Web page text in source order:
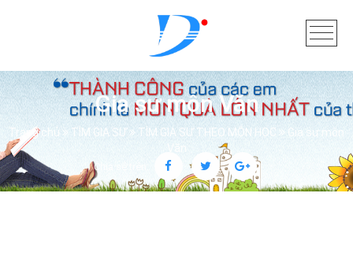
Gia sư môn Văn
Trang chủ TÌM GIA SƯ TÌM GIA SƯ THEO MÔN HỌC
Gia sư môn
Văn
Chia sẻ trên: